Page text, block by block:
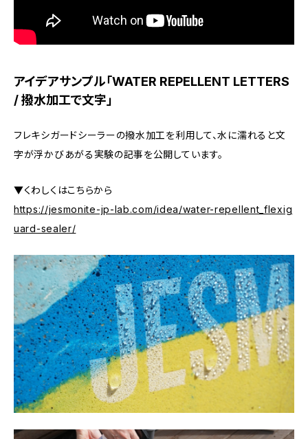
アイデアサンプル「WATER REPELLENT LETTERS
/ 撥水加工で文字」
フレキシガードシーラーの撥水加工を利用して、水に濡れると文
字が浮かびあがる実験の記事を公開しています。
▼くわしくはこちらから
https://jesmonite-jp-lab.com/idea/water-repellent_flexig
uard-sealer/